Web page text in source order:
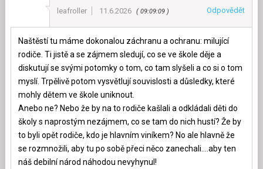
leafroller 11.6.2026 09:09:09 Odpovědět
Naštěstí tu máme dokonalou záchranu a ochranu: milující
rodiče. Ti jistě a se zájmem sledují, co se ve škole děje a
diskutují se svými potomky o tom, co tam slyšeli a co si o tom
myslí. Trpělivě potom vysvětlují souvislosti a důsledky, které
mohly dětem ve škole uniknout.
Anebo ne? Nebo že by na to rodiče kašlali a odkládali děti do
školy s naprostým nezájmem, co se tam do nich hustí? Že by
to byli opět rodiče, kdo je hlavním viníkem? No ale hlavně že
se rozmnožili, aby tu po sobě přeci něco zanechali….aby ten
náš debilní národ náhodou nevyhynul!